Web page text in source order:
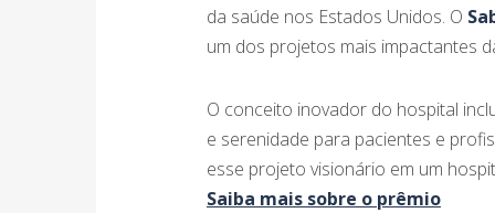
da saúde nos Estados Unidos. O
um dos projetos mais impactantes
O conceito inovador do hospital
e serenidade para pacientes e
esse projeto visionário em um
Saiba mais sobre o prêmio